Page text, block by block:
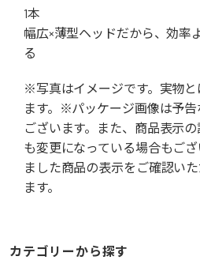
1本
幅広×薄型ヘッドだから、効率
る
※写真はイメージです。実物
ます。※パッケージ画像は予
ございます。また、商品表示
も変更になっている場合もご
ました商品の表示をご確認い
ます。
カテゴリーから探す